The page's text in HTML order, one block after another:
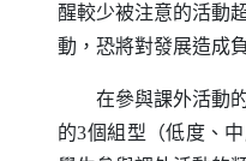
醒較少被注意的活動
動，恐將對發展造成
在參與課外活動的
的3個組型（低度、